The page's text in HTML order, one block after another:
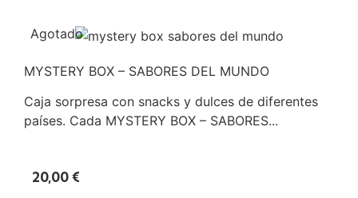
Agotado
MYSTERY BOX – SABORES DEL MUNDO
Caja sorpresa con snacks y dulces de diferentes
países. Cada MYSTERY BOX – SABORES...
20,00€